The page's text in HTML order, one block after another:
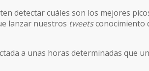
detectar cuáles son los mejores
lanzar nuestros tweetsconocimiento
a unas horas determinadas que